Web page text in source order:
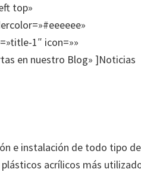
top»
1″ icon=»»
en nuestro Blog» ]Noticias
e instalación de todo tipo de
acrílicos más